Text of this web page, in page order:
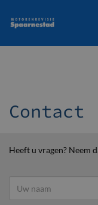
Contact
Heeft u vragen? Neem
Uw
naam